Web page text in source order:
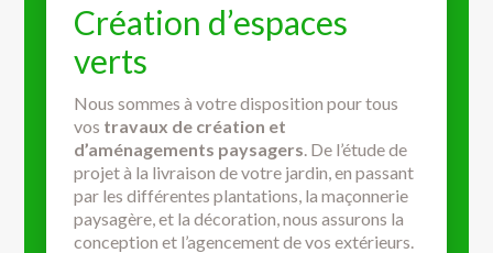
Création d’espaces
verts
Nous sommes à votre disposition pour tous
vos travaux de création et
d’aménagements paysagers. De l’étude de
projet à la livraison de votre jardin, en passant
par les différentes plantations, la maçonnerie
paysagère, et la décoration, nous assurons la
conception et l’agencement de vos extérieurs.